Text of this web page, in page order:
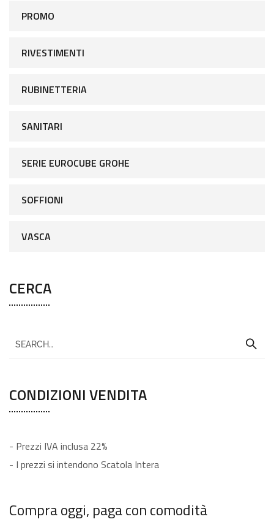
PROMO
RIVESTIMENTI
RUBINETTERIA
SANITARI
SERIE EUROCUBE GROHE
SOFFIONI
VASCA
CERCA
CONDIZIONI VENDITA
- Prezzi IVA inclusa 22%
- I prezzi si intendono Scatola Intera
Compra oggi, paga con comodità